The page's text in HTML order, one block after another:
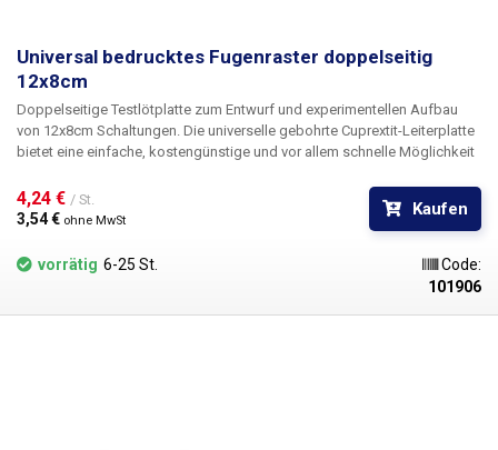
Universal bedrucktes Fugenraster doppelseitig
12x8cm
Doppelseitige Testlötplatte zum Entwurf und experimentellen Aufbau
von 12x8cm Schaltungen.
bietet eine einfache, kostengünstige und vor allem schnelle Möglichkeit
Bohren. Einfach die vorgebohrte Leiterplatte mit Bauteilen bestücken,
diese verlöten und durch Verbinden der einzelnen Punkte oder
Drahtbrücken einen Zinnpfad zwischen ihnen herstellen. Im Vergleich zu
lötfreien Arrays bietet diese Lösung mehr Stabilität und Zuverlässigkeit.
4,24 € / St.
3,54 € ohne MwSt
Kaufen
vorrätig 6-25 St.
Code:
101906